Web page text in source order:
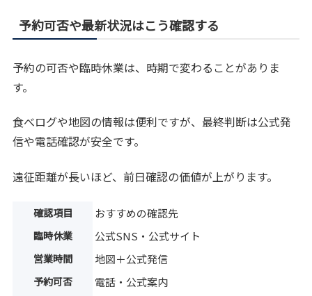
予約可否や最新状況はこう確認する
予約の可否や臨時休業は、時期で変わることがありま
す。
食べログや地図の情報は便利ですが、最終判断は公式発
信や電話確認が安全です。
遠征距離が長いほど、前日確認の価値が上がります。
確認項目 おすすめの確認先
臨時休業 公式SNS・公式サイト
営業時間 地図＋公式発信
予約可否 電話・公式案内